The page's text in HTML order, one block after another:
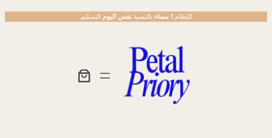
تخطى
إلى
النظام1 مساء بالنسبةنفس اليوم التسليم